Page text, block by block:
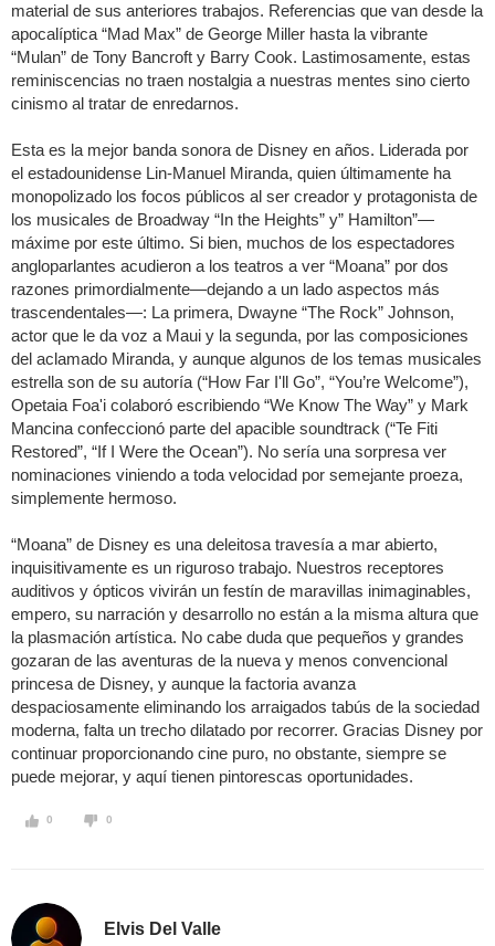
material de sus anteriores trabajos. Referencias que van desde la
apocalíptica “Mad Max” de George Miller hasta la vibrante
“Mulan” de Tony Bancroft y Barry Cook. Lastimosamente, estas
reminiscencias no traen nostalgia a nuestras mentes sino cierto
cinismo al tratar de enredarnos.
Esta es la mejor banda sonora de Disney en años. Liderada por
el estadounidense Lin-Manuel Miranda, quien últimamente ha
monopolizado los focos públicos al ser creador y protagonista de
los musicales de Broadway “In the Heights” y” Hamilton”—
máxime por este último. Si bien, muchos de los espectadores
angloparlantes acudieron a los teatros a ver “Moana” por dos
razones primordialmente—dejando a un lado aspectos más
trascendentales—: La primera, Dwayne “The Rock” Johnson,
actor que le da voz a Maui y la segunda, por las composiciones
del aclamado Miranda, y aunque algunos de los temas musicales
estrella son de su autoría (“How Far I'll Go”, “You’re Welcome”),
Opetaia Foa'i colaboró escribiendo “We Know The Way” y Mark
Mancina confeccionó parte del apacible soundtrack (“Te Fiti
Restored”, “If I Were the Ocean”). No sería una sorpresa ver
nominaciones viniendo a toda velocidad por semejante proeza,
simplemente hermoso.
“Moana” de Disney es una deleitosa travesía a mar abierto,
inquisitivamente es un riguroso trabajo. Nuestros receptores
auditivos y ópticos vivirán un festín de maravillas inimaginables,
empero, su narración y desarrollo no están a la misma altura que
la plasmación artística. No cabe duda que pequeños y grandes
gozaran de las aventuras de la nueva y menos convencional
princesa de Disney, y aunque la factoria avanza
despaciosamente eliminando los arraigados tabús de la sociedad
moderna, falta un trecho dilatado por recorrer. Gracias Disney por
continuar proporcionando cine puro, no obstante, siempre se
puede mejorar, y aquí tienen pintorescas oportunidades.
0 0
Elvis Del Valle